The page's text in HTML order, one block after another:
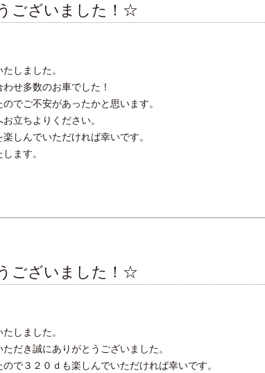
ございました！☆
しました。
せ多数のお車でした！
でご不安があったかと思います。
立ちよりください。
しんでいただければ幸いです。
ます。
ございました！☆
しました。
だき誠にありがとうございました。
で３２０ｄも楽しんでいただければ幸いです。